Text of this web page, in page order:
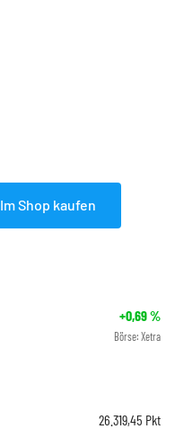
Im Shop kaufen
+0,69%
Börse: Xetra
26.319,45 Pkt